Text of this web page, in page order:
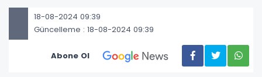
18-08-2024 09:39
Güncelleme : 18-08-2024 09:39
Abone Ol